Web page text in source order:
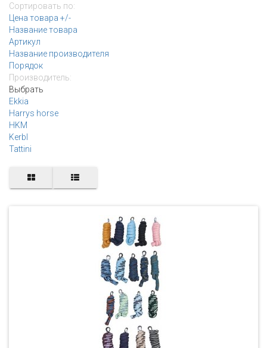
Сортировать по:
Цена товара +/-
Название товара
Артикул
Название производителя
Порядок
Производитель:
Выбрать
Ekkia
Harrys horse
HKM
Kerbl
Tattini